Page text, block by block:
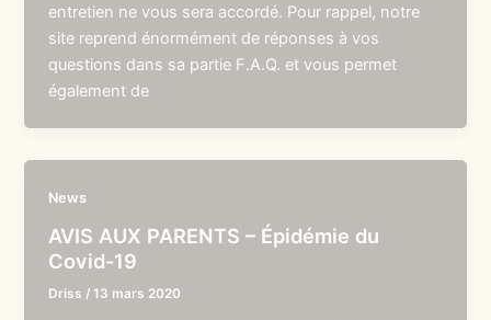
entretien ne vous sera accordé. Pour rappel, notre
site reprend énormément de réponses à vos
questions dans sa partie F.A.Q. et vous permet
également de
News
AVIS AUX PARENTS – Épidémie du
Covid-19
Driss /13 mars 2020